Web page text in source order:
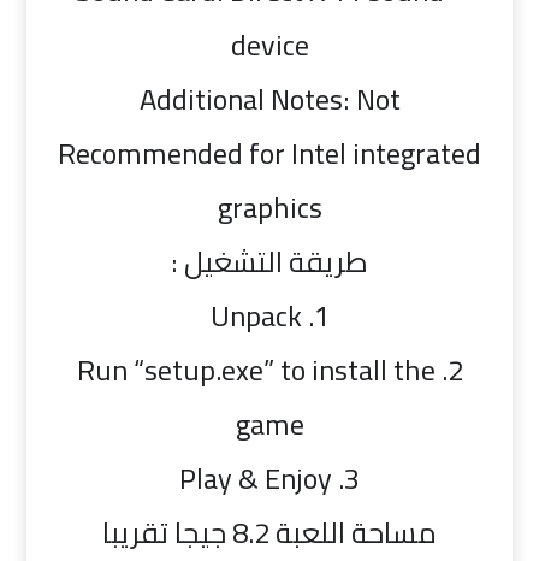
device
Additional Notes: Not
Recommended for Intel integrated
graphics
طريقة التشغيل :
1. Unpack
2. Run “setup.exe” to install the
game
3. Play & Enjoy
مساحة اللعبة 8.2 جيجا تقريبا